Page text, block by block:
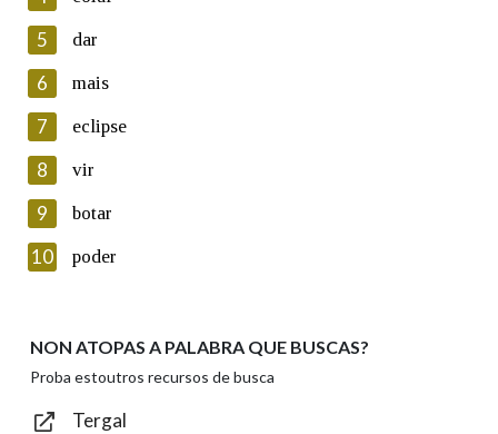
Lin e acepto as condicións da política de
Introduce o código que aparece na imaxe:
Texto de verificación
Enviar
5 dar
6 mais
7 eclipse
8 vir
9 botar
10 poder
NON ATOPAS A PALABRA QUE BUSCAS?
Proba estoutros recursos de busca
Tergal